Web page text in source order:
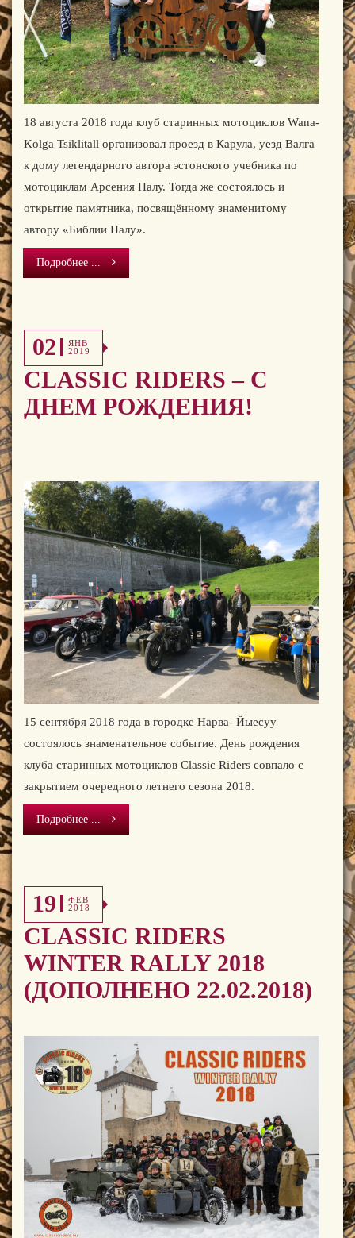
18 августа 2018 года клуб старинных мотоциклов Wana-
Kolga Tsiklitall организовал проезд в Карула, уезд Валга
к дому легендарного автора эстонского учебника по
мотоциклам Арсения Палу. Тогда же состоялось и
открытие памятника, посвящённому знаменитому
автору «Библии Палу».
Подробнее ...
02
ЯНВ
2019
CLASSIC RIDERS – С
ДНЕМ РОЖДЕНИЯ!
15 сентября 2018 года в городке Нарва- Йыесуу
состоялось знаменательное событие. День рождения
клуба старинных мотоциклов Classic Riders совпало с
закрытием очередного летнего сезона 2018.
Подробнее ...
19
ФЕВ
2018
CLASSIC RIDERS
WINTER RALLY 2018
(ДОПОЛНЕНО 22.02.2018)